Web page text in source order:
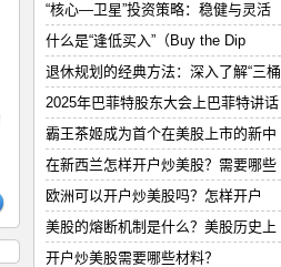
2025年巴菲特股东大会上巴菲特讲
“核心—卫星”投资策略：稳健与灵活
什么是“逢低买入”（Buy the Dip
退休规划的经典方法：深入了解“三桶
2025年巴菲特股东大会上巴菲特讲话
和
霸王茶姬成为首个在美股上市的新中
式
在新西兰怎样开户炒美股？需要哪些
材
欧洲可以开户炒美股吗？怎样开户
美股的熔断机制是什么？美股历史上
的
开户炒美股需要哪些材料？